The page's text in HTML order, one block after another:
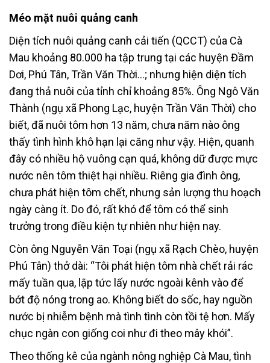
Méo mặt nuôi quảng canh
Diện tích nuôi quảng canh cải tiến (QCCT) của Cà
Mau khoảng 80.000 ha tập trung tại các huyện Đầm
Dơi, Phú Tân, Trần Văn Thời…; nhưng hiện diện tích
đang thả nuôi của tỉnh chỉ khoảng 85%. Ông Ngô Văn
Thành (ngụ xã Phong Lạc, huyện Trần Văn Thời) cho
biết, đã nuôi tôm hơn 13 năm, chưa năm nào ông
thấy tình hình khô hạn lại căng như vậy. Hiện, quanh
đây có nhiều hộ vuông cạn quá, không dữ được mực
nước nên tôm thiệt hại nhiều. Riêng gia đình ông,
chưa phát hiện tôm chết, nhưng sản lượng thu hoạch
ngày càng ít. Do đó, rất khó để tôm có thể sinh
trưởng trong điều kiện tự nhiên như hiện nay.
Còn ông Nguyễn Văn Toại (ngụ xã Rạch Chèo, huyện
Phú Tân) thở dài: “Tôi phát hiện tôm nhà chết rải rác
mấy tuần qua, lập tức lấy nước ngoài kênh vào để
bớt độ nóng trong ao. Không biết do sốc, hay nguồn
nước bị nhiễm bệnh mà tình tình còn tồi tệ hơn. Mấy
chục ngàn con giống coi như đi theo mây khói”.
Theo thống kê của ngành nông nghiệp Cà Mau, tình